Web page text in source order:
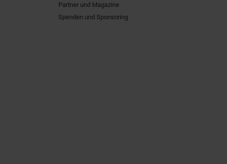
Partner und Magazine
Spenden und Sponsoring